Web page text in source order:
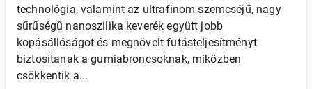
technológia, valamint az ultrafinom szemcséjű, nagy
sűrűségű nanoszilika keverék együtt jobb
kopásállóságot és megnövelt futásteljesítményt
biztosítanak a gumiabroncsoknak, miközben
csökkentik a...